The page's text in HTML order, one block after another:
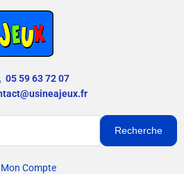
05 59 63 72 07
Recherche
Mon Compte